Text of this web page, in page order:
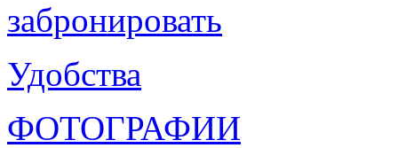
забронировать
Удобства
ФОТОГРАФИИ